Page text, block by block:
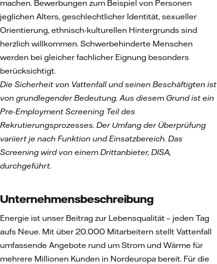
machen. Bewerbungen zum Beispiel von Personen
jeglichen Alters, geschlechtlicher Identität, sexueller
Orientierung, ethnisch-kulturellen Hintergrunds sind
herzlich willkommen. Schwerbehinderte Menschen
werden bei gleicher fachlicher Eignung besonders
berücksichtigt.
Die Sicherheit von Vattenfall und seinen Beschäftigten ist
von grundlegender Bedeutung. Aus diesem Grund ist ein
Pre-Employment Screening Teil des
Rekrutierungsprozesses. Der Umfang der Überprüfung
variiert je nach Funktion und Einsatzbereich. Das
Screening wird von einem Drittanbieter, DISA,
durchgeführt.
Unternehmensbeschreibung
Energie ist unser Beitrag zur Lebensqualität – jeden Tag
aufs Neue. Mit über 20.000 Mitarbeitern stellt Vattenfall
umfassende Angebote rund um Strom und Wärme für
mehrere Millionen Kunden in Nordeuropa bereit. Für die